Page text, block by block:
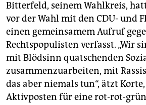
Bitterfeld, seinem Wahlkreis,
vor der Wahl mit den CDU- und
einen gemeinsamem Aufruf
Rechtspopulisten verfasst. „Wir
mit Blödsinn quatschenden
zusammenzuarbeiten, mit
das aber niemals tun“, ätzt
Aktivposten für eine rot-rot-